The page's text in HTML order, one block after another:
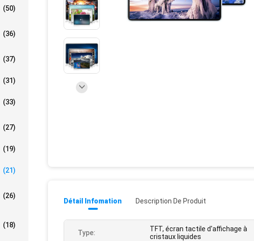
(50)
(36)
(37)
(31)
(33)
(27)
(19)
(21)
(26)
(18)
Détail Infomation Description De Produit
Type:
TFT, écran tactile d'affichage à
cristaux liquides